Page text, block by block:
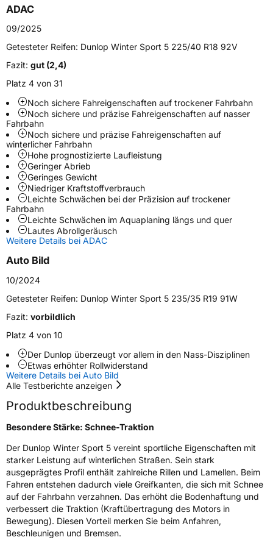
Fahrzeugtyp
Verwendung
Modellname Winter Sport 5
FahrzeugartPKW & SUV
Weitere Eigenschaften
Schlauchtyp TL
ZustandNeureifen
M+SJa
VerstärktXL
EU Label
EffizienzD
Nasshaftung
Rollgeräusch (Klasse)
FahrzeugklasseC1
3PMSF / Schneeflockensymbol / Alpine-Symbol
Eisgrip
Nein
Allgemeine Produktsicherheit (GPSR)
HerstellerkontaktGoodyear S.A. Innovation Center, Avenue
Gordon Smith 7750 Colmar-Berg Luxemburg,
www.goodyear.eu
ADAC
09/2025
Getesteter Reifen: Dunlop Winter Sport 5 225/40 R18 92V
Fazit: gut (2,4)
Platz 4 von 31
Noch sichere Fahreigenschaften auf trockener Fahrbahn
Noch sichere und präzise Fahreigenschaften auf nasser
Fahrbahn
Noch sichere und präzise Fahreigenschaften auf
winterlicher Fahrbahn
Hohe prognostizierte Laufleistung
Geringer Abrieb
Geringes Gewicht
Niedriger Kraftstoffverbrauch
Leichte Schwächen bei der Präzision auf trockener
Fahrbahn
Leichte Schwächen im Aquaplaning längs und quer
Lautes Abrollgeräusch
Weitere Details bei ADAC
Auto Bild
10/2024
Getesteter Reifen: Dunlop Winter Sport 5 235/35 R19 91W
Fazit: vorbildlich
Platz 4 von 10
Der Dunlop überzeugt vor allem in den Nass-Disziplinen
Etwas erhöhter Rollwiderstand
Weitere Details bei Auto Bild
Alle Testberichte anzeigen
Produktbeschreibung
Besondere Stärke: Schnee-Traktion
Der Dunlop Winter Sport 5 vereint sportliche Eigenschaften mit
starker Leistung auf winterlichen Straßen. Sein stark
ausgeprägtes Profil enthält zahlreiche Rillen und Lamellen. Beim
Fahren entstehen dadurch viele Greifkanten, die sich mit Schnee
auf der Fahrbahn verzahnen. Das erhöht die Bodenhaftung und
verbessert die Traktion (Kraftübertragung des Motors in
Bewegung). Diesen Vorteil merken Sie beim Anfahren,
Beschleunigen und Bremsen.